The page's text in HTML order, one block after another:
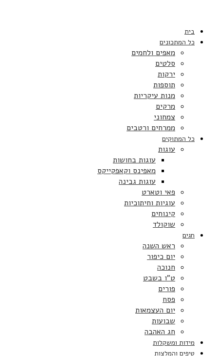
בית
כל המתכונים
מאפים ולחמים
סלטים
ירקות
תוספות
מנות עיקריות
מרקים
צמחוני
ממרחים ורטבים
כל המתוקים
עוגות
עוגות בחושות
מאפינס וקאפקייקס
עוגות גבינה
פאי וטארט
עוגיות וחיתוכיות
קינוחים
שוקולד
חגים
ראש השנה
יום כיפור
חנוכה
ט”ו בשבט
פורים
פסח
יום העצמאות
שבועות
חג האהבה
מידות ומשקלות
טיפים והמלצות